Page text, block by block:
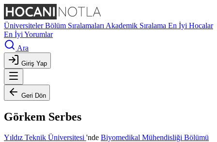
ÜniversitelerBölüm Sıralamaları Akademik Sıralama En İyi Hocalar
En İyi Yorumlar
Ara
Giriş Yap
Geri Dön
Görkem Serbes
Yıldız Teknik Üniversitesi 'nde Biyomedikal Mühendisliği Bölümü